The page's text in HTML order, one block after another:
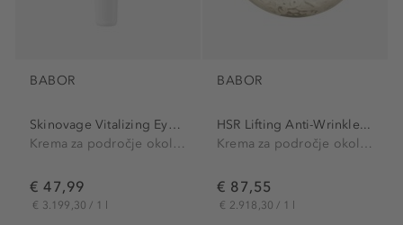
BABOR
Skinovage Vitalizing Eye Cream
Krema za področje okoli oči
€ 47,99
€ 3.199,30 / 1 l
BABOR
HSR Lifting Anti-Wrinkle...
Krema za področje okoli oči
€ 87,55
€ 2.918,30 / 1 l